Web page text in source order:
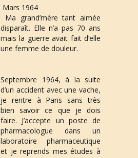
Mars 1964
disparaît. Elle n’a pas 70 ans
mais la guerre avait fait d’elle
une femme de douleur.
Septembre 1964, à la suite
d’un accident avec une vache,
je rentre à Paris sans très
bien savoir ce que je dois
faire. J’accepte un poste de
pharmacologue dans un
laboratoire pharmaceutique
et je reprends mes études à